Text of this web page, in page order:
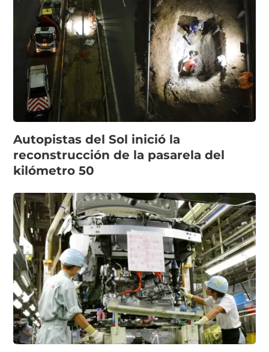
Autopistas del Sol inició la
reconstrucción de la pasarela del
kilómetro 50